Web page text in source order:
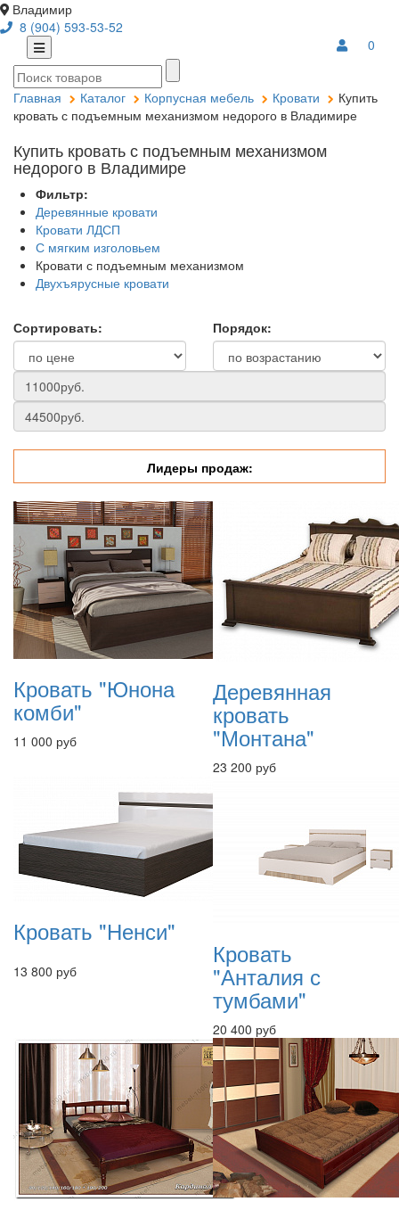
Владимир
8 (904) 593-53-52
0
Главная Каталог Корпусная мебель Кровати
Купить
кровать с подъемным механизмом недорого в Владимире
Купить кровать с подъемным механизмом
недорого в Владимире
Фильтр:
Деревянные кровати
Кровати ЛДСП
С мягким изголовьем
Кровати с подъемным механизмом
Двухъярусные кровати
Сортировать: Порядок:
Лидеры продаж:
Кровать "Юнона
комби"
11 000 руб
Деревянная
кровать
"Монтана"
23 200 руб
Кровать "Ненси"
13 800 руб
Кровать
"Анталия с
тумбами"
20 400 руб